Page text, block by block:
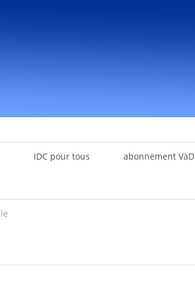
IDC pour tous abonnement VàD